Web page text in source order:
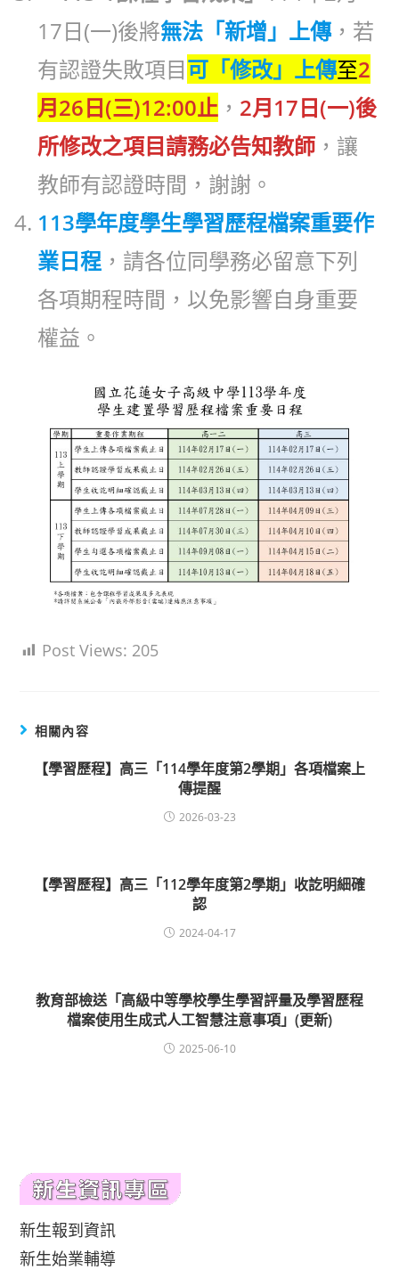
17日(一)後將無法「新增」上傳，若
有認證失敗項目可「修改」上傳至2
月26日(三)12:00止 ， 2月17日(一)後
所修改之項目請務必告知教師 ，讓
教師有認證時間，謝謝。
113學年度學生學習歷程檔案重要作
業日程 ，請各位同學務必留意下列
各項期程時間，以免影響自身重要
權益。
Post Views: 205
相關內容
【學習歷程】高三「114學年度第2學期」各項檔案上
傳提醒
2026-03-23
【學習歷程】高三「112學年度第2學期」收訖明細確
認
2024-04-17
教育部檢送「高級中等學校學生學習評量及學習歷程
檔案使用生成式人工智慧注意事項」(更新)
2025-06-10
新生報到資訊
新生始業輔導